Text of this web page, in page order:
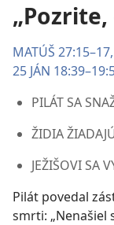
„Pozrite,
MATÚŠ 27:15–17,
25 JÁN
PILÁT SA
ŽIDIA
JEŽIŠOVI SA
Pilát povedal
smrti: „Nenašiel